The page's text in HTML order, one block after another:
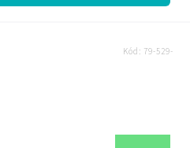
Kód: 79-529-